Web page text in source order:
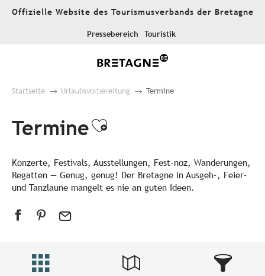
AllerOffizielle Website des Tourismusverbands der Bretagne
Pressebereich Touristik
Startseite Urlaubsvorbereitung Termine
TermineAjouter aux
Konzerte, Festivals, Ausstellungen, Fest-noz, Wanderungen,
Regatten — Genug, genug! Der Bretagne in Ausgeh-, Feier-
und Tanzlaune mangelt es nie an guten Ideen.